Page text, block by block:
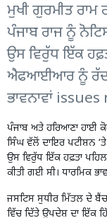
ਮੁਖੀ ਗੁਰਮੀਤ ਰਾਮ
ਪੰਜਾਬ ਰਾਜ ਨੂੰ
ਉਸ ਵਿਰੁੱਧ ਇੱਕ
ਐਫਆਈਆਰ ਨੂੰ ਰੱਦ
ਭਾਵਨਾਵਾਂ
ਪੰਜਾਬ ਅਤੇ ਹਰਿਆਣਾ ਹਾਈ
ਸਿੰਘ ਵੱਲੋਂ ਦਾਇਰ ਪਟੀਸ਼ਨ
ਉਸ ਵਿਰੁੱਧ ਇੱਕ ਹਫ਼ਤਾ
ਕੀਤੀ ਗਈ ਸੀ। ਧਾਰਮਿਕ
ਜਸਟਿਸ ਸੁਧੀਰ ਮਿੱਤਲ ਦੇ
ਵਿੱਚ ਦਿੱਤੇ ਉਪਦੇਸ਼ ਦਾ ਇੱਕ